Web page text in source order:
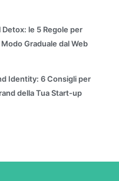
Detox: le 5 Regole per
Graduale dal Web
Identity: 6 Consigli per
della Tua Start-up